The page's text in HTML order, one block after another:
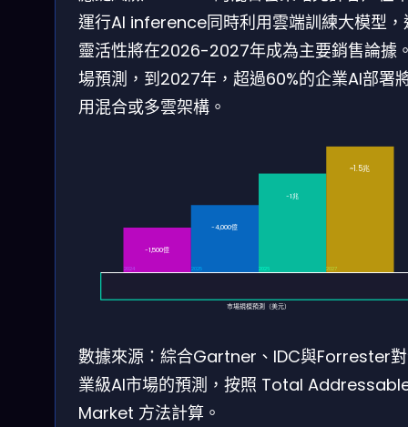
運行AI inference同時利用雲端訓練大模型，
靈活性將在2026-2027年成為主要銷售論據
場預測，到2027年，超過60%的企業AI部署
用混合或多雲架構。
2024 2025 2026 2027
~1,500億
~4,000億
~1兆
~1.5兆
市場規模預測（美元）
數據來源：綜合Gartner、IDC與Forrester
業級AI市場的預測，按照 Total
Market 方法計算。